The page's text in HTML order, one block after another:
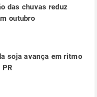
das chuvas reduz
outubro
soja avança em ritmo